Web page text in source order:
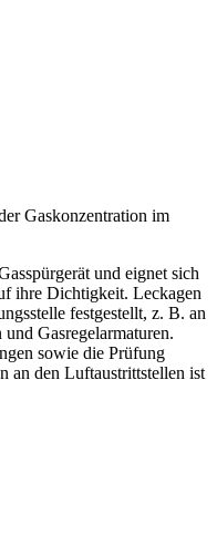
Gaskonzentration im
und eignet sich
ihre Dichtigkeit. Leckagen
festgestellt, z. B. an
Gasregelarmaturen.
sowie die Prüfung
an den Luftaustrittstellen ist